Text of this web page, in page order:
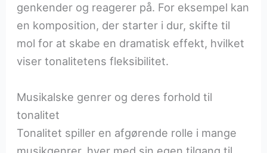
genkender og reagerer på. For eksempel kan
en komposition, der starter i dur, skifte til
mol for at skabe en dramatisk effekt, hvilket
viser tonalitetens fleksibilitet.
Musikalske genrer og deres forhold til
tonalitet
Tonalitet spiller en afgørende rolle i mange